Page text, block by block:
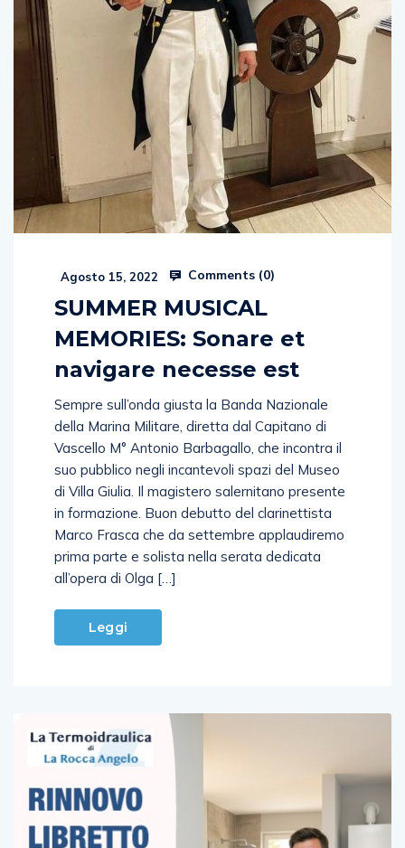
SUMMER MUSICAL
MEMORIES: Sonare et
navigare necesse est
Sempre sull’onda giusta la Banda Nazionale
della Marina Militare, diretta dal Capitano di
Vascello M° Antonio Barbagallo, che incontra il
suo pubblico negli incantevoli spazi del Museo
di Villa Giulia. Il magistero salernitano presente
in formazione. Buon debutto del clarinettista
Marco Frasca che da settembre applaudiremo
prima parte e solista nella serata dedicata
all’opera di Olga […]
Leggi